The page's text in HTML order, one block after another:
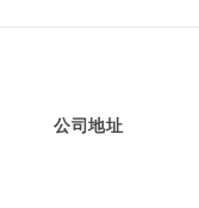
公司地址